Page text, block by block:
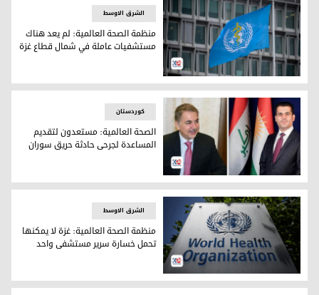
شعار منظمة الصحة العالمية
الشرق الاوسط
منظمة الصحة العالمية: لم يعد هناك
مستشفيات عاملة في شمال قطاع غزة
الصحة العالمية: مستعدون لتقديم المساعدة لجرحى حادثة
کوردستان
الصحة العالمية: مستعدون لتقديم
المساعدة لجرحى حادثة حريق سوران
منظمة الصحة العالمية
الشرق الاوسط
منظمة الصحة العالمية: غزة لا يمكنها
تحمل خسارة سرير مستشفى واحد